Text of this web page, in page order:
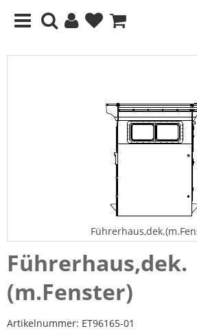
Führerhaus,dek.
(m.Fenster)
Artikelnummer: ET96165-01